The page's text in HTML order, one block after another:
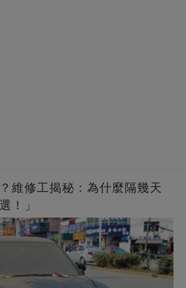
維修工揭秘：為什麼隔幾天
！」